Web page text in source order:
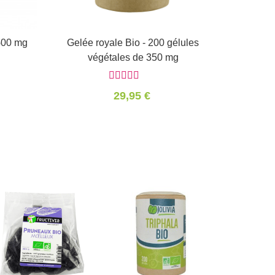
mg Panier
Gelée royale Bio - 200 gélules
végétales de 350 mg
29,95 €